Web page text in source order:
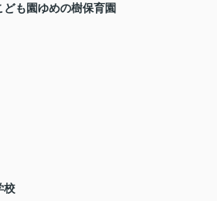
も園ゆめの樹保育園
校